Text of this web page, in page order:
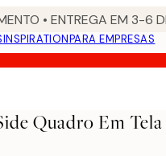
• ENTREGA EM 3-6
INSPIRATIONPARA EMPRESAS
Quadro Em Tela